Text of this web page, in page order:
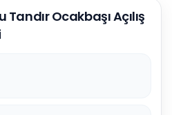
Ocakbaşı Açılış